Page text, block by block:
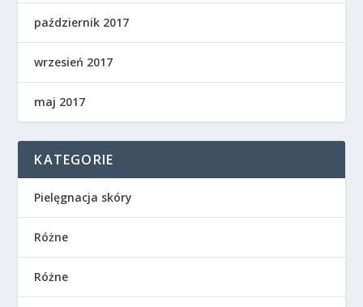
październik 2017
wrzesień 2017
maj 2017
KATEGORIE
Pielęgnacja skóry
Różne
Różne